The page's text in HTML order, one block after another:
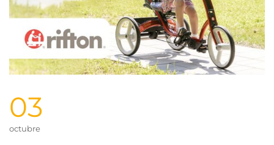
03
octubre